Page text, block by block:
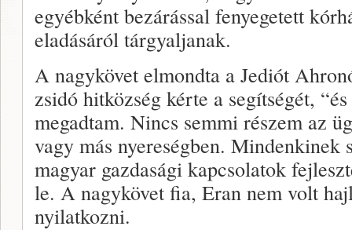
egyébként bezárással fenyegetett
eladásáról tárgyaljanak.
A nagykövet elmondta a Jediót
zsidó hitközség kérte a segítségét,
megadtam. Nincs semmi részem az
vagy más nyereségben.
magyar gazdasági kapcsolatok
le. A nagykövet fia, Eran nem volt
nyilatkozni.